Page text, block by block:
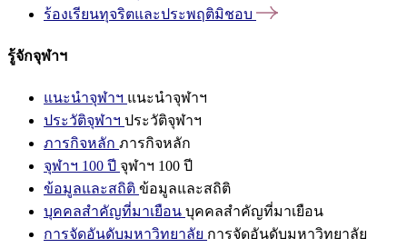
ร้องเรียนทุจริตและประพฤติมิชอบ
รู้จักจุฬาฯ
แนะนำจุฬาฯ แนะนำจุฬาฯ
ประวัติจุฬาฯ ประวัติจุฬาฯ
ภารกิจหลัก ภารกิจหลัก
จุฬาฯ 100 ปี จุฬาฯ 100 ปี
ข้อมูลและสถิติ ข้อมูลและสถิติ
บุคคลสำคัญที่มาเยือน บุคคลสำคัญที่มาเยือน
การจัดอันดับมหาวิทยาลัย การจัดอันดับมหาวิทยาลัย